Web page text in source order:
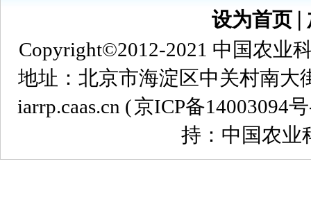
设为首页
Copyright©2012-2021 中国农业
地址：北京市海淀区中关村南大
iarrp.caas.cn (京ICP备14003094
持：中国农